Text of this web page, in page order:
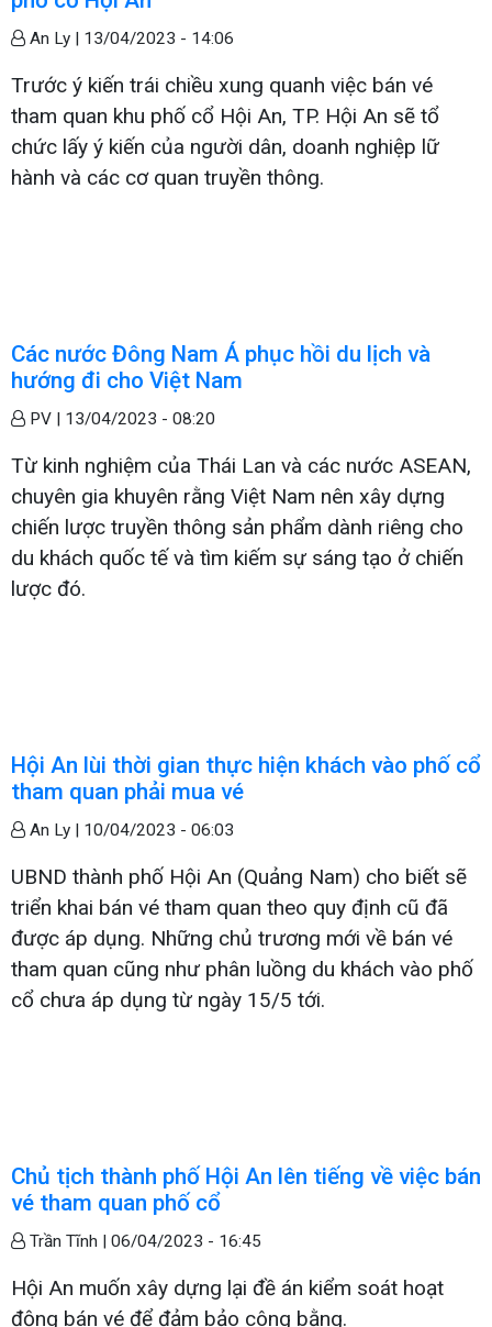
An Ly | 13/04/2023 - 14:06
Trước ý kiến trái chiều xung quanh việc bán vé
tham quan khu phố cổ Hội An, TP. Hội An sẽ tổ
chức lấy ý kiến của người dân, doanh nghiệp lữ
hành và các cơ quan truyền thông.
Các nước Đông Nam Á phục hồi du lịch và
hướng đi cho Việt Nam
PV | 13/04/2023 - 08:20
Từ kinh nghiệm của Thái Lan và các nước ASEAN,
chuyên gia khuyên rằng Việt Nam nên xây dựng
chiến lược truyền thông sản phẩm dành riêng cho
du khách quốc tế và tìm kiếm sự sáng tạo ở chiến
lược đó.
Hội An lùi thời gian thực hiện khách vào phố cổ
tham quan phải mua vé
An Ly | 10/04/2023 - 06:03
UBND thành phố Hội An (Quảng Nam) cho biết sẽ
triển khai bán vé tham quan theo quy định cũ đã
được áp dụng. Những chủ trương mới về bán vé
tham quan cũng như phân luồng du khách vào phố
cổ chưa áp dụng từ ngày 15/5 tới.
Chủ tịch thành phố Hội An lên tiếng về việc bán
vé tham quan phố cổ
Trần Tĩnh | 06/04/2023 - 16:45
Hội An muốn xây dựng lại đề án kiểm soát hoạt
động bán vé để đảm bảo công bằng.